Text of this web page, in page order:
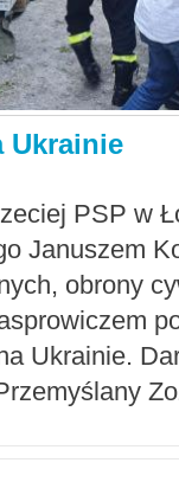
Ukrainie
PSP w
Januszem
obrony
Ukrainie.